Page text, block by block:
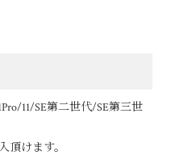
11/SE第二世代/SE第三世
頂けます。